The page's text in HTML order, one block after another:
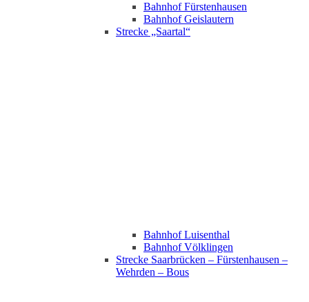
Bahnhof Fürstenhausen
Bahnhof Geislautern
Strecke „Saartal“
Bahnhof Luisenthal
Bahnhof Völklingen
Strecke Saarbrücken – Fürstenhausen –
Wehrden – Bous